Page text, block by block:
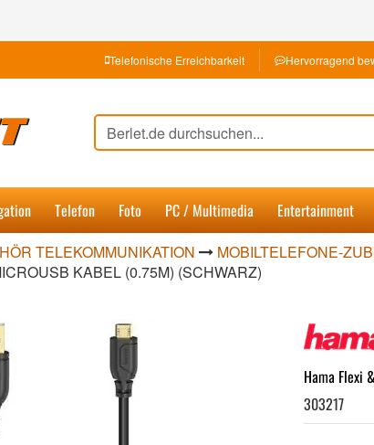
Telefonische Erreichbarkeit Hervorragend
Telefon Foto PC / Multimedia Entertainment
TELEKOMMUNIKATION MOBILTELEFONE-
KABEL (0.75M) (SCHWARZ)
Hama Flexi
303217